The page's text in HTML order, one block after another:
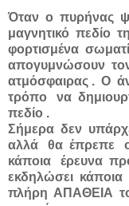
Όταν ο πυρήνας
μαγνητικό πεδίο
φορτισμένα
απογυμνώσουν
ατμόσφαιρας . Ο
τρόπο να
πεδίο .
Σήμερα δεν
αλλά θα έπρεπε ο
κάποια έρευνα
εκδηλώσει
πλήρη ΑΠΑΘΕΙΑ